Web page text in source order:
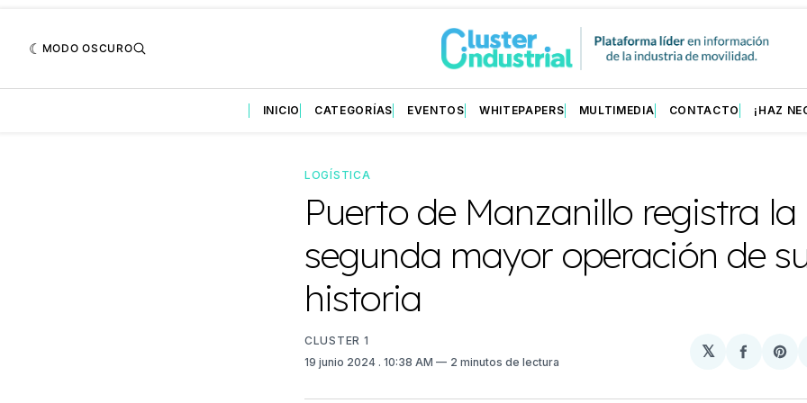
MODO OSCURO
INICIO CATEGORÍAS EVENTOS WHITEPAPERS MULTIMEDIA CONTACTO ¡HAZ
LOGÍSTICA
Puerto de Manzanillo registra la
segunda mayor operación de
historia
CLUSTER 1
19 junio 2024 . 10:38 AM 2 minutos de lectura
𝕏